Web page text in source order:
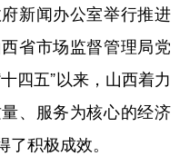
健康 军事
金融 汽车
信息化
新闻办公室举行推进
省市场监督管理局党
四五”以来，山西着力
、服务为核心的经济
积极成效。